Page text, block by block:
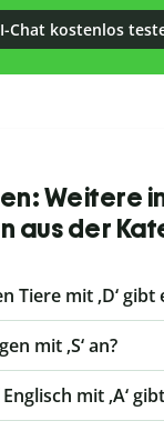
Chat kostenlos
Weitere
aus der
Tiere mit ‚D‘ gibt
mit ‚S‘ an?
mit ‚A‘